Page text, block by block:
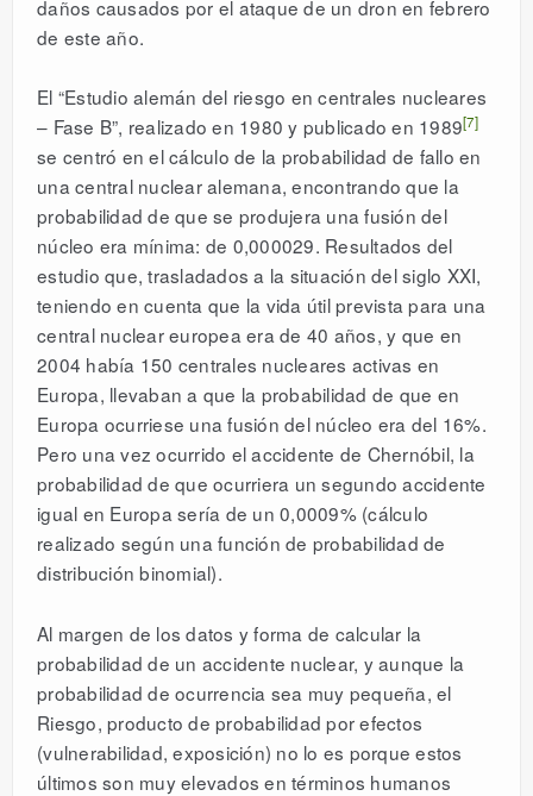
daños causados por el ataque de un dron en febrero
de este año.
El “Estudio alemán del riesgo en centrales nucleares
– Fase B”, realizado en 1980 y publicado en 1989[7]
se centró en el cálculo de la probabilidad de fallo en
una central nuclear alemana, encontrando que la
probabilidad de que se produjera una fusión del
núcleo era mínima: de 0,000029. Resultados del
estudio que, trasladados a la situación del siglo XXI,
teniendo en cuenta que la vida útil prevista para una
central nuclear europea era de 40 años, y que en
2004 había 150 centrales nucleares activas en
Europa, llevaban a que la probabilidad de que en
Europa ocurriese una fusión del núcleo era del 16%.
Pero una vez ocurrido el accidente de Chernóbil, la
probabilidad de que ocurriera un segundo accidente
igual en Europa sería de un 0,0009% (cálculo
realizado según una función de probabilidad de
distribución binomial).
Al margen de los datos y forma de calcular la
probabilidad de un accidente nuclear, y aunque la
probabilidad de ocurrencia sea muy pequeña, el
Riesgo, producto de probabilidad por efectos
(vulnerabilidad, exposición) no lo es porque estos
últimos son muy elevados en términos humanos